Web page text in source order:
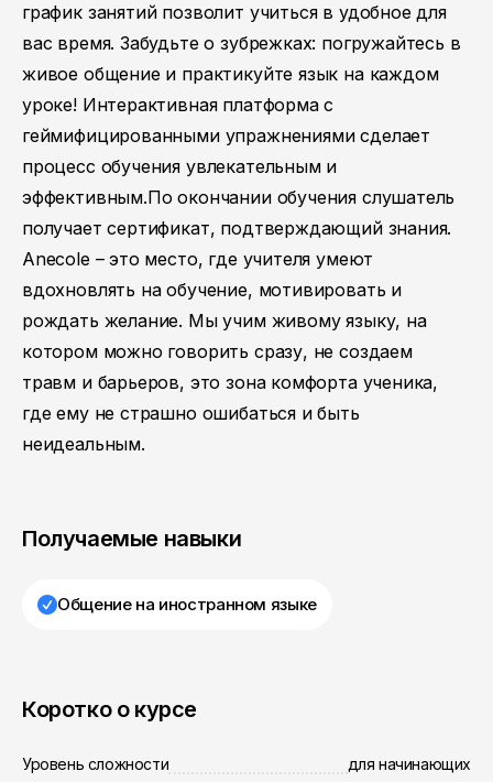
график занятий позволит учиться в удобное для
вас время. Забудьте о зубрежках: погружайтесь в
живое общение и практикуйте язык на каждом
уроке! Интерактивная платформа с
геймифицированными упражнениями сделает
процесс обучения увлекательным и
эффективным.По окончании обучения слушатель
получает сертификат, подтверждающий знания.
Anecole – это место, где учителя умеют
вдохновлять на обучение, мотивировать и
рождать желание. Мы учим живому языку, на
котором можно говорить сразу, не создаем
травм и барьеров, это зона комфорта ученика,
где ему не страшно ошибаться и быть
неидеальным.
Получаемые навыки
Общение на иностранном языке
Коротко о курсе
Уровень сложности
для начинающих